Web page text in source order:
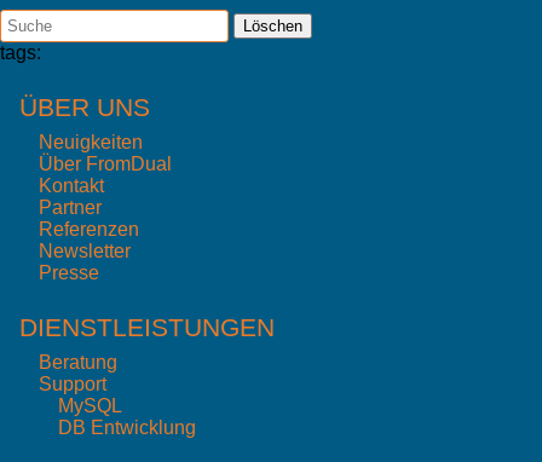
Löschen
tags:
ÜBER UNS
Neuigkeiten
Über FromDual
Kontakt
Partner
Referenzen
Newsletter
Presse
DIENSTLEISTUNGEN
Beratung
Support
MySQL
DB Entwicklung